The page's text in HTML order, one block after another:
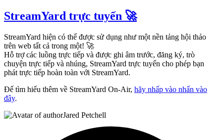
StreamYard trực tuyến 🚀
StreamYard hiện có thể được sử dụng như một nền tảng hội thảo
trên web tất cả trong một! 🚀
Hỗ trợ các luồng trực tiếp và được ghi âm trước, đăng ký, trò
chuyện trực tiếp và nhúng, StreamYard trực tuyến cho phép bạn
phát trực tiếp hoàn toàn với StreamYard.
Để tìm hiểu thêm về StreamYard On-Air, hãy nhấp vào nhấn vào
đây.
Jared Petchell